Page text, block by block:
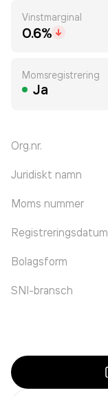
Vinstmarginal
0.6%
Momsregistrering
Ja
Org.nr.
Juridiskt namn
Moms nummer
Registreringsdatum
Bolagsform
SNI-bransch